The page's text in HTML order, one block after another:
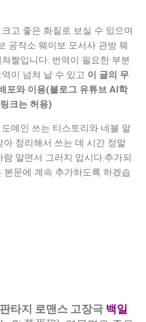
고 좋은 화질로 보실 수 있으며
공작소 웨이보 모서사 관방 웨
짤입니다. 번역이 필요한 부분
이 넘쳐 날 수 있고 이 글의 무
포와 이용(블로그 유튜브 AI학
크는 허용)
메인 쓰는 티스토리와 네블 알
정리해서 쓰는 데 시간 정말
알면서 그러지 맙시다.추가되
문에 계속 추가하도록 하겠습
타지 로맨스 고장극 백일